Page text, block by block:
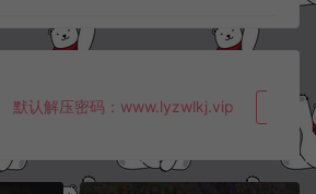
默认解压密码：www.lyzwlkj.vip 复